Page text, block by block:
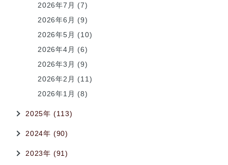
2026年7月 (7)
2026年6月 (9)
2026年5月 (10)
2026年4月 (6)
2026年3月 (9)
2026年2月 (11)
2026年1月 (8)
2025年 (113)
2024年 (90)
2023年 (91)